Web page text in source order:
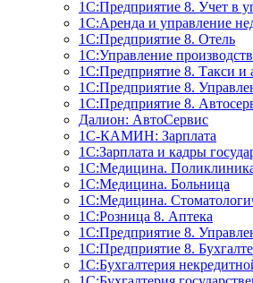
1С:Предприятие 8. Учет
1С:Аренда и управление
1С:Предприятие 8. Отель
1C:Управление
1C:Предприятие 8. Такси и
1С:Предприятие 8.
1C:Предприятие 8.
Далион: АвтоСервис
1С-КАМИН: Зарплата
1С:Зарплата и кадры
1С:Медицина.
1С:Медицина. Больница
1С:Медицина.
1С:Розница 8. Аптека
1C:Предприятие 8.
1С:Предприятие 8.
1C:Бухгалтерия